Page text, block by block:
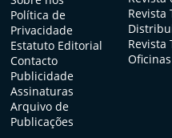
Política de
Privacidade
Estatuto Editorial
Contacto
Publicidade
Assinaturas
Arquivo de
Publicações
Revista
Revista
Oficinas